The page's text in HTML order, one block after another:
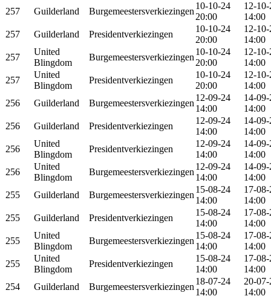
257
Guilderland Burgemeestersverkiezingen
10-10-24
20:00
12-10-
14:00
257
Guilderland Presidentverkiezingen
10-10-24
20:00
12-10-
14:00
257
United
Blingdom
Burgemeestersverkiezingen
10-10-24
20:00
12-10-
14:00
257
United
Blingdom
Presidentverkiezingen
10-10-24
20:00
12-10-
14:00
256
Guilderland Burgemeestersverkiezingen
12-09-24
14:00
14-09-
14:00
256
Guilderland Presidentverkiezingen
12-09-24
14:00
14-09-
14:00
256
United
Blingdom
Presidentverkiezingen
12-09-24
14:00
14-09-
14:00
256
United
Blingdom
Burgemeestersverkiezingen
12-09-24
14:00
14-09-
14:00
255
Guilderland Burgemeestersverkiezingen
15-08-24
14:00
17-08-
14:00
255
Guilderland Presidentverkiezingen
15-08-24
14:00
17-08-
14:00
255
United
Blingdom
Burgemeestersverkiezingen
15-08-24
14:00
17-08-
14:00
255
United
Blingdom
Presidentverkiezingen
15-08-24
14:00
17-08-
14:00
254
Guilderland Burgemeestersverkiezingen
18-07-24
14:00
20-07-
14:00